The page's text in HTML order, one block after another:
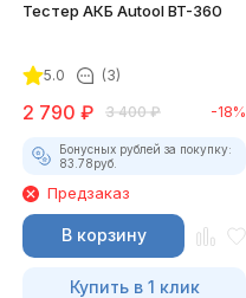
Тестер АКБ Autool BT-360
5.0 (3)
2 790 ₽ 3 400 ₽ -18%
Бонусных рублей за покупку:
83.78руб.
Предзаказ
В корзину
Купить в 1 клик